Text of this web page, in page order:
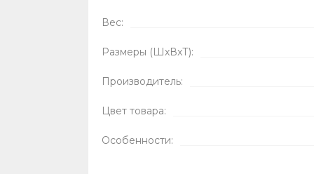
Вес:
Размеры (ШxВxТ):
Производитель:
Цвет товара:
Особенности: